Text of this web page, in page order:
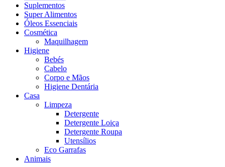
Suplementos
Super Alimentos
Óleos Essenciais
Cosmética
Maquilhagem
Higiene
Bebés
Cabelo
Corpo e Mãos
Higiene Dentária
Casa
Limpeza
Detergente
Detergente Loiça
Detergente Roupa
Utensílios
Eco Garrafas
Animais